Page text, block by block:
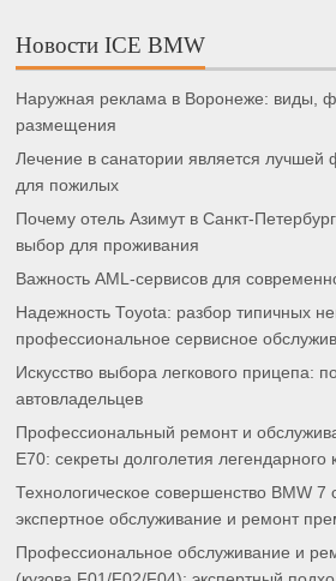
Новости ICE BMW
Наружная реклама в Воронеже: виды,
размещения
Лечение в санатории является
для пожилых
Почему отель Азимут в Санкт-
выбор для проживания
Важность AML-сервисов для
Надежность Toyota: разбор типичных
профессиональное сервисное
Искусство выбора легкового прицепа:
автовладельцев
Профессиональный ремонт и
E70: секреты долголетия легендарного
Технологическое совершенство BMW 7
экспертное обслуживание и ремонт
Профессиональное обслуживание и